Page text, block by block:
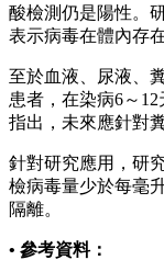
酸檢測仍是陽性。
表示病毒在體內存
至於血液、尿液、
患者，在染病6～
指出，未來應針對
針對研究應用，研
檢病毒量少於每毫
隔離。
• 參考資料：